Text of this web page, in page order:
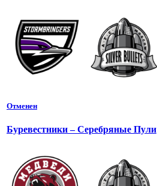
Отменен
Буревестники – Серебряные Пули